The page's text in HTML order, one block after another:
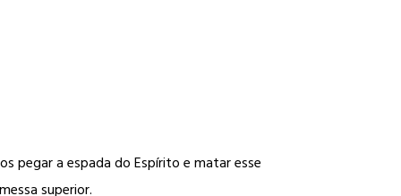
pegar a espada do Espírito e matar esse
superior.